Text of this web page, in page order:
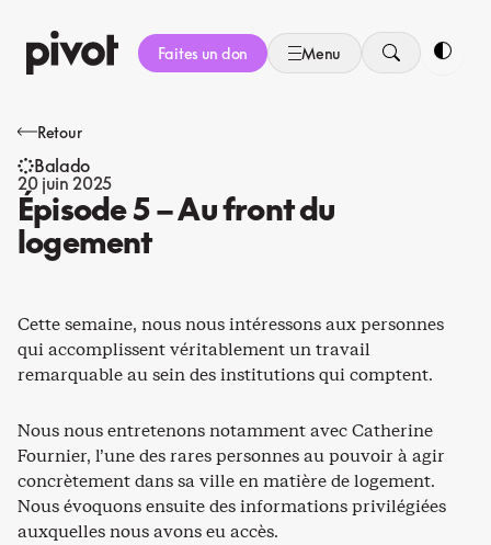
au
contenu
Faites un don Menu
Retour
Balado
20 juin 2025
Épisode 5 – Au front du
logement
Cette semaine, nous nous intéressons aux personnes
qui accomplissent véritablement un travail
remarquable au sein des institutions qui comptent.
Nous nous entretenons notamment avec Catherine
Fournier, l’une des rares personnes au pouvoir à agir
concrètement dans sa ville en matière de logement.
Nous évoquons ensuite des informations privilégiées
auxquelles nous avons eu accès.